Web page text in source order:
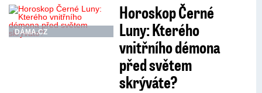
DÁMA.CZ
Horoskop Černé
Luny: Kterého
vnitřního démona
před světem
skrýváte?